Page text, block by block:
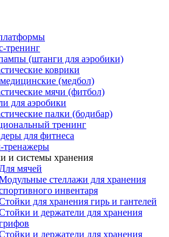
тренинг
(штанги для аэробики)
коврики
(медбол)
мячи (фитбол)
для аэробики
палки (бодибар)
тренинг
для фитнеса
тренажеры
и системы хранения
Для мячей
стеллажи для хранения
инвентаря
для хранения гирь и гантелей
и держатели для хранения
и держатели для хранения